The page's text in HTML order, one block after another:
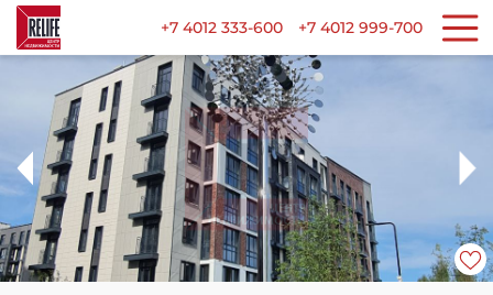
+7 4012 333-600 +7 4012 999-700